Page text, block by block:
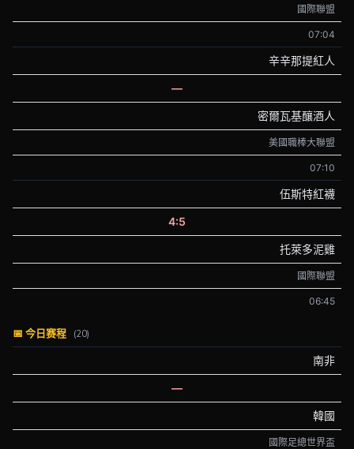
國際聯盟
07:04
辛辛那提紅人
—
密爾瓦基釀酒人
美國職棒大聯盟
07:10
伍斯特紅襪
4:5
托萊多泥雞
國際聯盟
06:45
📅 今日赛程 (20)
南非
—
韓國
國際足總世界盃